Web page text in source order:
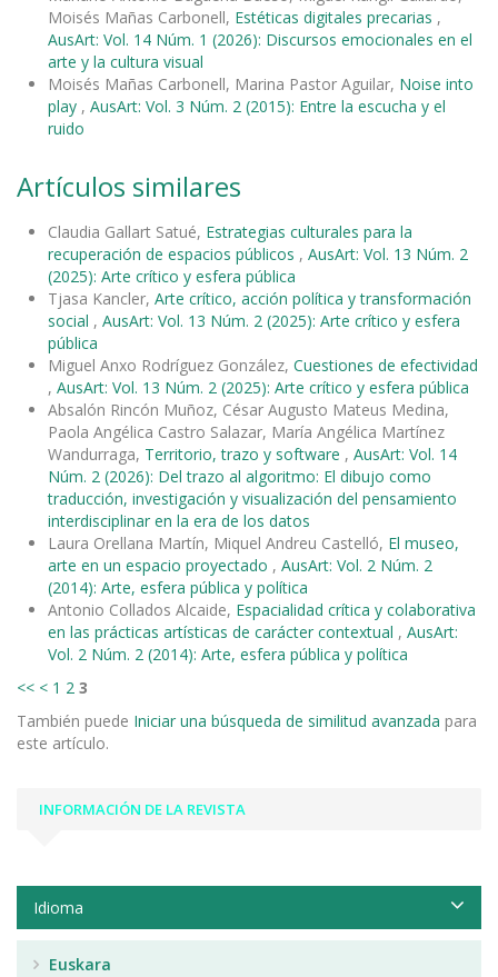
Moisés Mañas Carbonell, Estéticas digitales precarias ,
AusArt: Vol. 14 Núm. 1 (2026): Discursos emocionales en el
arte y la cultura visual
Moisés Mañas Carbonell, Marina Pastor Aguilar, Noise into
play , AusArt: Vol. 3 Núm. 2 (2015): Entre la escucha y el
ruido
Artículos similares
Claudia Gallart Satué, Estrategias culturales para la
recuperación de espacios públicos , AusArt: Vol. 13 Núm. 2
(2025): Arte crítico y esfera pública
Tjasa Kancler, Arte crítico, acción política y transformación
social , AusArt: Vol. 13 Núm. 2 (2025): Arte crítico y esfera
pública
Miguel Anxo Rodríguez González, Cuestiones de efectividad
, AusArt: Vol. 13 Núm. 2 (2025): Arte crítico y esfera pública
Absalón Rincón Muñoz, César Augusto Mateus Medina,
Paola Angélica Castro Salazar, María Angélica Martínez
Wandurraga, Territorio, trazo y software , AusArt: Vol. 14
Núm. 2 (2026): Del trazo al algoritmo: El dibujo como
traducción, investigación y visualización del pensamiento
interdisciplinar en la era de los datos
Laura Orellana Martín, Miquel Andreu Castelló, El museo,
arte en un espacio proyectado , AusArt: Vol. 2 Núm. 2
(2014): Arte, esfera pública y política
Antonio Collados Alcaide, Espacialidad crítica y colaborativa
en las prácticas artísticas de carácter contextual , AusArt:
Vol. 2 Núm. 2 (2014): Arte, esfera pública y política
<< < 1 2 3
También puede Iniciar una búsqueda de similitud avanzada para
este artículo.
INFORMACIÓN DE LA REVISTA
Idioma
Euskara